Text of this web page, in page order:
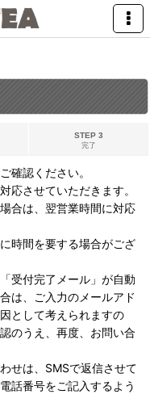
STEP 3
完了
確認ください。
応させていただきます。
合は、翌営業時間に対応
時間を要する場合がござ
受付完了メール」が自動
は、ご入力のメールアド
として考えられますの
のうえ、再度、お問い合
せは、SMSで返信させて
話番号をご記入するよう